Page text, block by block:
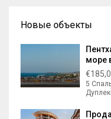
Новые объекты
море
5